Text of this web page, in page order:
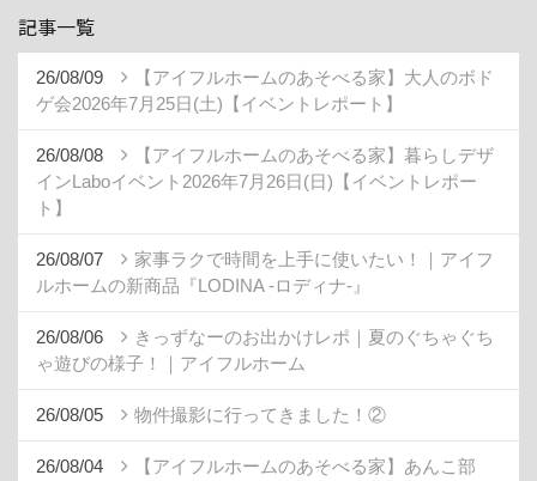
記事一覧
26/08/09
【アイフルホームのあそべる家】大人のボド
ゲ会2026年7月25日(土)【イベントレポート】
26/08/08
【アイフルホームのあそべる家】暮らしデザ
インLaboイベント2026年7月26日(日)【イベントレポー
ト】
26/08/07
家事ラクで時間を上手に使いたい！｜アイフ
ルホームの新商品『LODINA -ロディナ-』
26/08/06
きっずなーのお出かけレポ｜夏のぐちゃぐち
ゃ遊びの様子！｜アイフルホーム
26/08/05 物件撮影に行ってきました！②
26/08/04
【アイフルホームのあそべる家】あんこ部